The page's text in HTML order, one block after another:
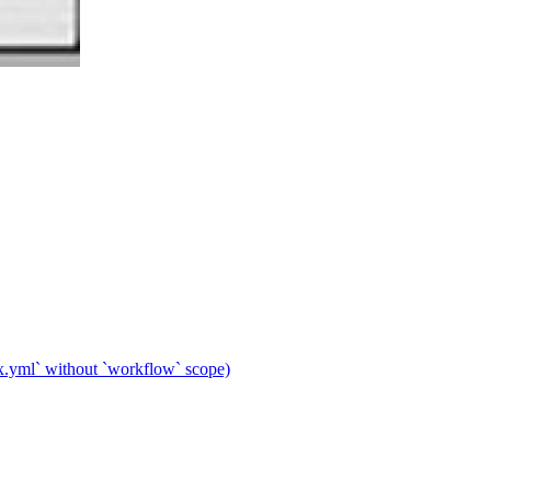
without `workflow` scope)